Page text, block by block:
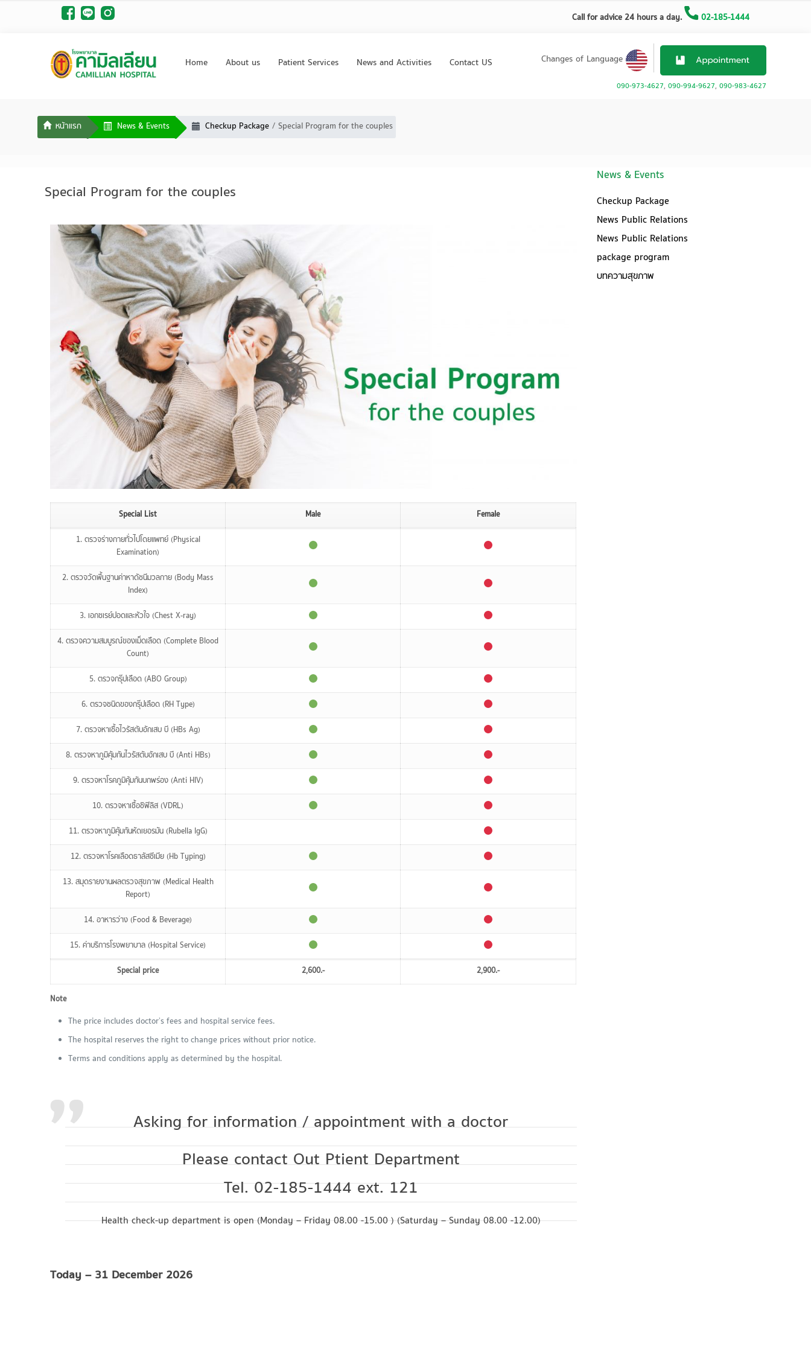
Call for advice 24 hours a day. 02-185-1444
Home About us Patient Services News and Activities Contact US Changes of Language
090-973-4627, 090-994-9627, 090-983-4627
News & Events Checkup Package Special Program for the couples
Special Program for the couples
Special List Male Female
1. ตรวจร่างกายทั่วไปโดยแพทย์ (Physical
Examination)
2. ตรวจวัดพื้นฐานค่าหาดัชนีมวลกาย (Body Mass
Index)
3. เอกซเรย์ปอดและหัวใจ (Chest X-ray)
4. ตรวจความสมบูรณ์ของเม็ดเลือด (Complete Blood
Count)
5. ตรวจกรุ๊ปเลือด (ABO Group)
6. ตรวจชนิดของกรุ๊ปเลือด (RH Type)
7. ตรวจหาเชื้อไวรัสตับอักเสบ บี (HBs Ag)
8. ตรวจหาภูมิคุ้มกันไวรัสตับอักเสบ บี (Anti HBs)
9. ตรวจหาโรคภูมิคุ้มกันบกพร่อง (Anti HIV)
10. ตรวจหาเชื้อชิฟิลิส (VDRL)
11. ตรวจหาภูมิคุ้มกันหัดเยอรมัน (Rubella IgG)
12. ตรวจหาโรคเลือดธาลัสซีเมีย (Hb Typing)
13. สมุดรายงานผลตรวจสุขภาพ (Medical Health
Report)
14. อาหารว่าง (Food & Beverage)
15. ค่าบริการโรงพยาบาล (Hospital Service)
Special price 2,600.- 2,900.-
Note
The price includes doctor’s fees and hospital service fees.
The hospital reserves the right to change prices without prior notice.
Terms and conditions apply as determined by the hospital.
Asking for information / appointment with a doctor
Please contact Out Ptient Department
Tel. 02-185-1444 ext. 121
Health check-up department is open (Monday – Friday 08.00 -15.00 ) (Saturday – Sunday 08.00 -12.00)
Today – 31 December 2026
News & Events
Checkup Package
News Public Relations
News Public Relations
package program
บทความสุขภาพ